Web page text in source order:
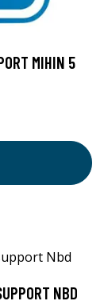
MIHIN 5
NBD